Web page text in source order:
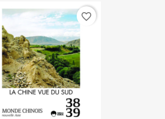
favorite_border